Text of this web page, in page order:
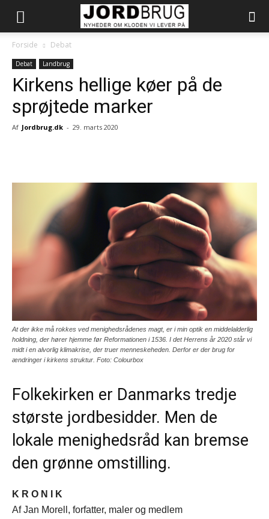
Forside Debat
Debat Landbrug
Kirkens hellige køer på de
sprøjtede marker
Af Jordbrug.dk - 29. marts 2020
At der ikke må rokkes ved menighedsrådenes magt, er i min optik en middelalderlig
holdning, der hører hjemme før Reformationen i 1536. I det Herrens år 2020 står vi
midt i en alvorlig klimakrise, der truer menneskeheden. Derfor er der brug for
ændringer i kirkens struktur. Foto: Colourbox
Folkekirken er Danmarks tredje
største jordbesidder. Men de
lokale menighedsråd kan bremse
den grønne omstilling.
K R O N I K
Af Jan Morell, forfatter, maler og medlem